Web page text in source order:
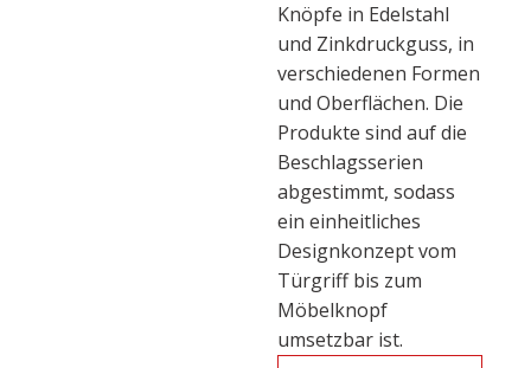
Knöpfe in Edelstahl
und Zinkdruckguss, in
verschiedenen Formen
und Oberflächen. Die
Produkte sind auf die
Beschlagsserien
abgestimmt, sodass
ein einheitliches
Designkonzept vom
Türgriff bis zum
Möbelknopf
umsetzbar ist.